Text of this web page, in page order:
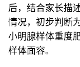
后，结合家长描
情况，初步判断
小明腺样体重度
样体面容。